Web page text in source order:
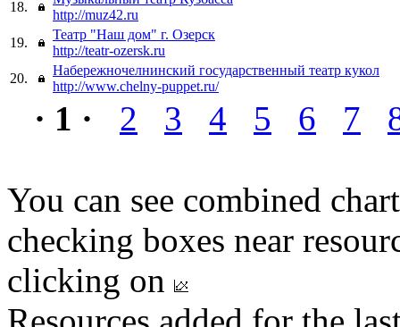
18.
http://muz42.ru
19.
Театр "Наш дом" г. Озерск
http://teatr-ozersk.ru
20.
Набережночелнинский государственный театр кукол
http://www.chelny-puppet.ru/
· 1 · 2 3 4 5 6 7
You can see combined
checking boxes near
clicking on